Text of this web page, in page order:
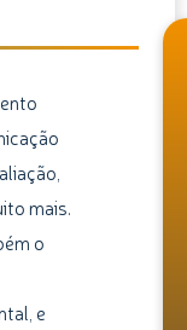
mais.
o
e